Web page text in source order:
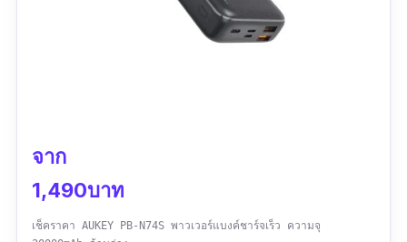
จาก
1,490บาท
เช็คราคา AUKEY PB-N74S พาวเวอร์แบงค์ชาร์จเร็ว ความจุ